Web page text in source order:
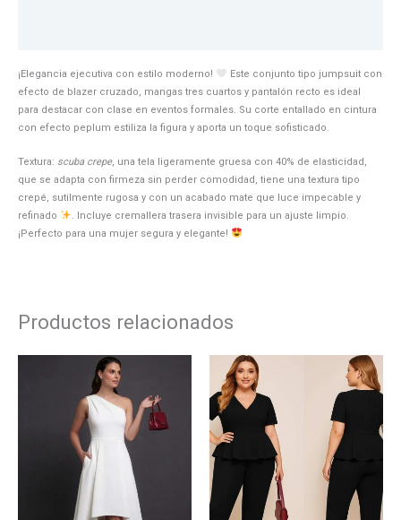
¡Elegancia ejecutiva con estilo moderno!
Este conjunto tipo jumpsuit con
efecto de blazer cruzado, mangas tres cuartos y pantalón recto es ideal
para destacar con clase en eventos formales. Su corte entallado en cintura
con efecto peplum estiliza la figura y aporta un toque sofisticado.
Textura: scuba crepe, una tela ligeramente gruesa con 40% de elasticidad,
que se adapta con firmeza sin perder comodidad, tiene una textura tipo
crepé, sutilmente rugosa y con un acabado mate que luce impecable y
refinado
. Incluye cremallera trasera invisible para un ajuste limpio.
¡Perfecto para una mujer segura y elegante!
Productos relacionados